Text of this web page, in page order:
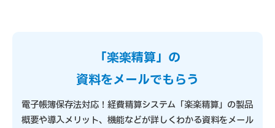
「楽楽精算」の
資料をメールでもらう
電子帳簿保存法対応！経費精算システム「楽楽精算」の製品
概要や導入メリット、機能などが詳しくわかる資料をメール